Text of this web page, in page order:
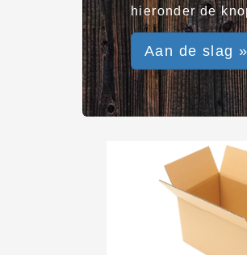
hieronder de
Aan de slag »